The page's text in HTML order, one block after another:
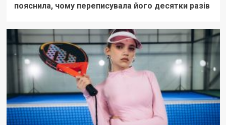
пояснила, чому переписувала його десятки разів